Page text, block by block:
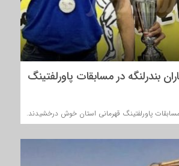
بندرلنگه در مسابقات پاورلفتینگ
مسابقات پاورلفتینگ قهرمانی استان خوش درخشیدند.